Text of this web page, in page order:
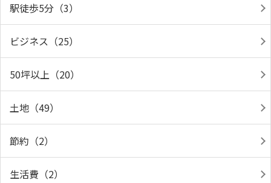
駅徒歩5分（3）
ビジネス（25）
50坪以上（20）
土地（49）
節約（2）
生活費（2）